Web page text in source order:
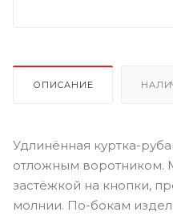
ОПИСАНИЕ
Удлинённая куртка-
отложным воротником.
застёжкой на кнопки,
молнии. По-бокам